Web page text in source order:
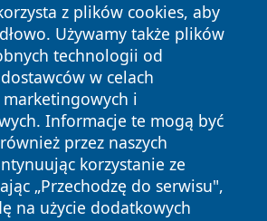
z plików cookies, aby
Używamy także plików
technologii od
w celach
i
Informacje te mogą być
przez naszych
korzystanie ze
„Przechodzę do serwisu",
na użycie dodatkowych
Wszystkie prawa
Polityka
Prywatności
Polityka
Cookies